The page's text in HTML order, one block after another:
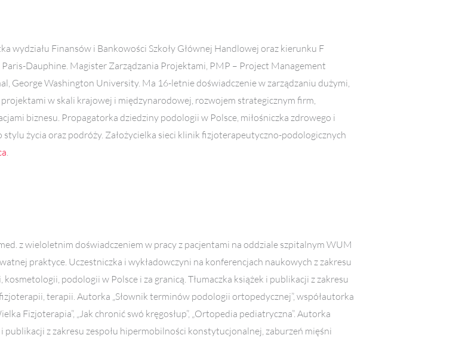
wydziału Finansów i Bankowości Szkoły Głównej Handlowej oraz kierunku F
Dauphine. Magister Zarządzania Projektami, PMP – Project Management
George Washington University. Ma 16-letnie doświadczenie w zarządzaniu dużymi,
projektami w skali krajowej i międzynarodowej, rozwojem strategicznym firm,
biznesu. Propagatorka dziedziny podologii w Polsce, miłośniczka zdrowego i
stylu życia oraz podróży. Założycielka sieci klinik fizjoterapeutyczno-podologicznych
.
z wieloletnim doświadczeniem w pracy z pacjentami na oddziale szpitalnym WUM
praktyce. Uczestniczka i wykładowczyni na konferencjach naukowych z zakresu
podologii w Polsce i za granicą. Tłumaczka książek i publikacji z zakresu
terapii. Autorka „Słownik terminów podologii ortopedycznej”, współautorka
Fizjoterapia”, „Jak chronić swó kręgosłup”, „Ortopedia pediatryczna”. Autorka
publikacji z zakresu zespołu hipermobilności konstytucjonalnej, zaburzeń mięśni